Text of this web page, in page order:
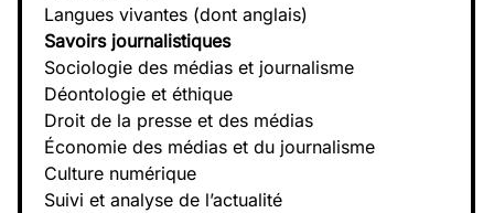
Langues vivantes (dont anglais)
Savoirs journalistiques
Sociologie des médias et journalisme
Déontologie et éthique
Droit de la presse et des médias
Économie des médias et du journalisme
Culture numérique
Suivi et analyse de l’actualité